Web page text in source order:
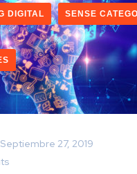
DIGITAL SENSE
Septiembre 27, 2019